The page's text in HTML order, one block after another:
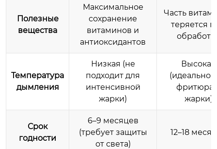
Полезные
вещества
Максимальное
сохранение
витаминов и
антиоксидантов
Часть
теряется
Температура
дымления
Низкая (не
подходит для
интенсивной
жарки)
Высокая
(идеально
фритюра
жарки)
Срок
годности
6–9 месяцев
(требует защиты
от света)
12–18